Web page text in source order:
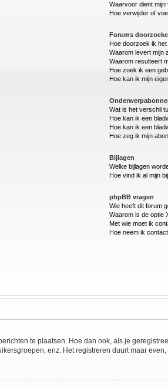
Waarvoor dient
Hoe verwijder of
Forums
Hoe doorzoek ik
Waarom levert mijn
Waarom resulteert
Hoe zoek ik een
Hoe kan ik mijn
Wat is het verschil
Hoe kan ik een
Hoe kan ik een
Hoe zeg ik mijn
Bijlagen
Welke bijlagen
Hoe vind ik al mijn
phpBB vragen
Wie heeft dit forum
Waarom is de optie
Met wie moet ik
Hoe neem ik
te plaatsen. Hoe dan ook, als je
enz. Het registreren duurt maar